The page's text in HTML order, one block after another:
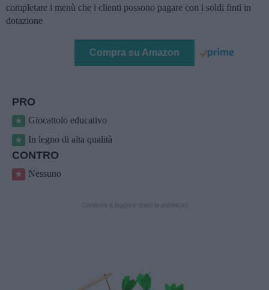
completare i menù che i clienti possono pagare con i soldi finti in
dotazione
Compra su Amazon
PRO
Giocattolo educativo
In legno di alta qualità
CONTRO
Nessuno